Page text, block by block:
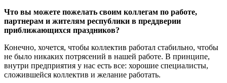
Что вы можете пожелать своим коллегам по работе,
партнерам и жителям республики в преддверии
приближающихся праздников?
Конечно, хочется, чтобы коллектив работал стабильно, чтобы
не было никаких потрясений в нашей работе. В принципе,
внутри предприятия у нас есть все: хорошие специалисты,
сложившейся коллектив и желание работать.